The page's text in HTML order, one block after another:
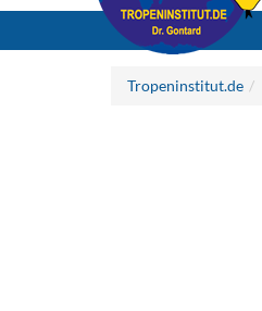
Tropeninstitut.de